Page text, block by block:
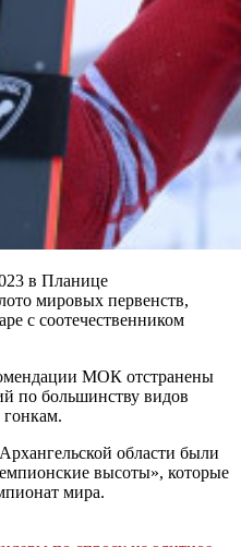
в Планице
мировых первенств,
с соотечественником
МОК отстранены
по большинству видов
области были
высоты», которые
мира.